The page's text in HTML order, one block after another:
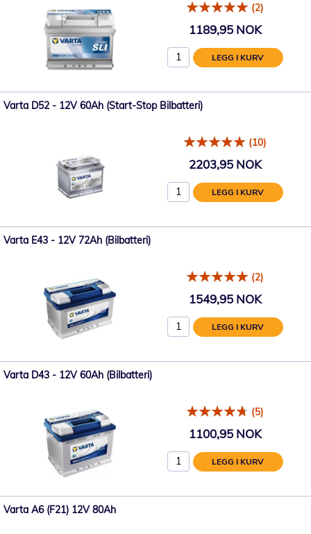
(2)
1189,95 NOK
LEGG I KURV
Varta D52 - 12V 60Ah (Start-Stop Bilbatteri)
(10)
2203,95 NOK
LEGG I KURV
Varta E43 - 12V 72Ah (Bilbatteri)
(2)
1549,95 NOK
LEGG I KURV
Varta D43 - 12V 60Ah (Bilbatteri)
(5)
1100,95 NOK
LEGG I KURV
Varta A6 (F21) 12V 80Ah